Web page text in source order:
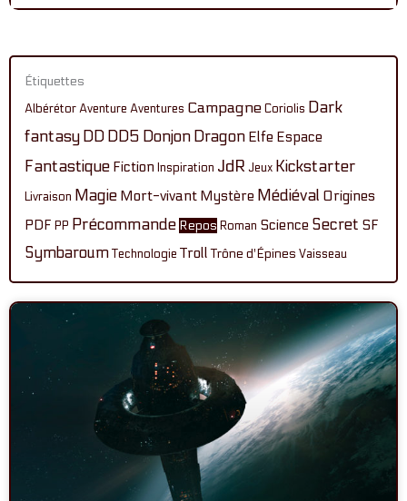
Étiquettes
AlbérétorAventure Aventures CampagneCoriolis Dark
fantasy DD DD5 Donjon Dragon Elfe Espace
Fantastique Fiction Inspiration JdR Jeux Kickstarter
Livraison Magie Mort-vivant Mystère Médiéval Origines
PDF PP Précommande Repos Roman Science Secret SF
SymbaroumTechnologie Troll Trône d'Épines Vaisseau